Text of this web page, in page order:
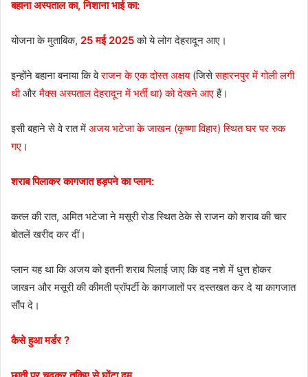
बहाना अस्पताल का, निशाना भाई का:
योजना के मुताबिक, 25 मई 2025को ये लोग देहरादून आए।
इन्होंने बहाना बनाया कि वेराजन के एक दोस्त अक्षय(जिसेसहारनपुर में गोली लगी
थीऔरमैक्स अस्पताल देहरादून में भर्ती था) को देखने आएहैं।
इसी बहाने से वे रात में अजय भटेजा के जाखन (कृष्णा विहार) स्थित घर पर रुक
गए ।
शराब पिलाकर कागजात हड़पने का प्लान:
कत्ल की रात, अमित भटेजा ने मसूरी रोड स्थित ठेके से राजन को शराब की चार
बोतलें खरीद कर दीं।
प्लान यह था कि अजय को इतनी शराब पिलाई जाए कि वह नशे में धुत्त होकर
जाखन और मसूरी की कीमती प्रॉपर्टी के कागजातों पर दस्तखत कर दे या कागजात
सौंप दे।
कैसे हुआ मर्डर ?